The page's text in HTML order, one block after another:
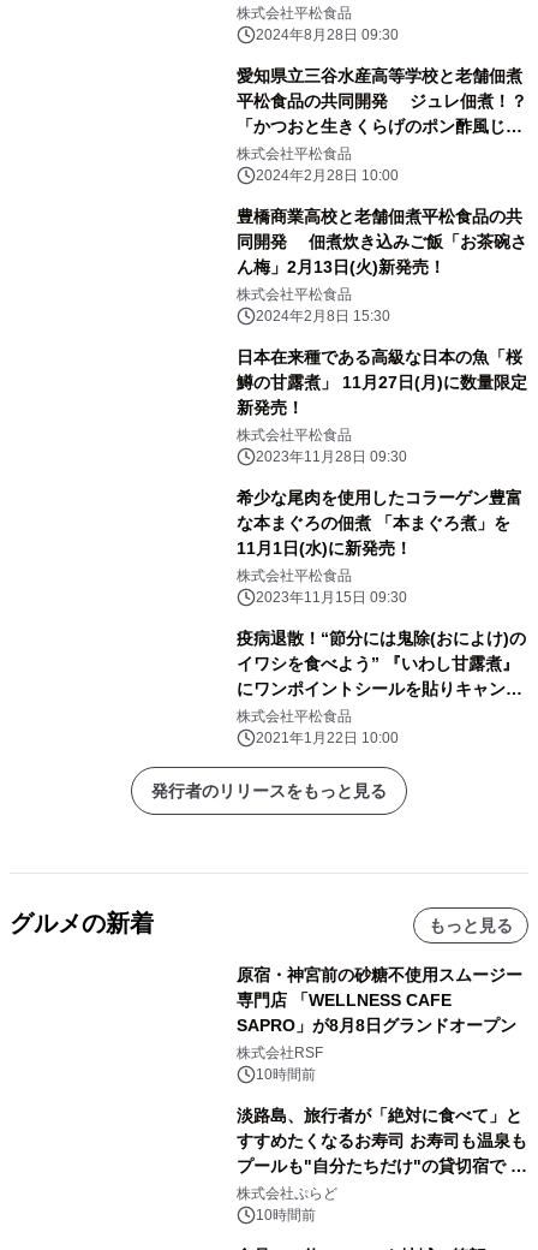
県豊橋市にて開催！
株式会社平松食品
2024年8月28日 09:30
愛知県立三谷水産高等学校と老舗佃煮
平松食品の共同開発 ジュレ佃煮！？
「かつおと生きくらげのポン酢風じゅ
れ」 3月3日(日)新発売！
株式会社平松食品
2024年2月28日 10:00
豊橋商業高校と老舗佃煮平松食品の共
同開発 佃煮炊き込みご飯「お茶碗さ
ん梅」2月13日(火)新発売！
株式会社平松食品
2024年2月8日 15:30
日本在来種である高級な日本の魚「桜
鱒の甘露煮」 11月27日(月)に数量限定
新発売！
株式会社平松食品
2023年11月28日 09:30
希少な尾肉を使用したコラーゲン豊富
な本まぐろの佃煮 「本まぐろ煮」を
11月1日(水)に新発売！
株式会社平松食品
2023年11月15日 09:30
疫病退散！“節分には鬼除(おによけ)の
イワシを食べよう” 『いわし甘露煮』
にワンポイントシールを貼りキャンペ
ーン展開！
株式会社平松食品
2021年1月22日 10:00
発行者のリリースをもっと見る
グルメの新着 もっと見る
原宿・神宮前の砂糖不使用スムージー
専門店 「WELLNESS CAFE
SAPRO」が8月8日グランドオープン
株式会社RSF
10時間前
淡路島、旅行者が「絶対に食べて」と
すすめたくなるお寿司 お寿司も温泉も
プールも"自分たちだけ"の貸切宿で 1
日1組限定「岩屋温泉 絵島別庭 海と
森」の握り寿司プラン
株式会社ぷらど
10時間前